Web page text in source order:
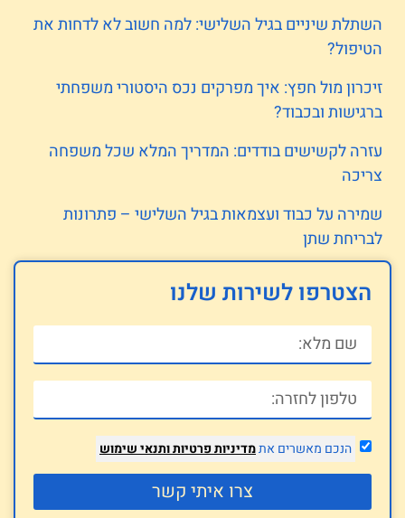
השתלת שיניים בגיל השלישי: למה חשוב לא לדחות את
הטיפול?
זיכרון מול חפץ: איך מפרקים נכס היסטורי משפחתי
ברגישות ובכבוד?
עזרה לקשישים בודדים: המדריך המלא שכל משפחה
צריכה
שמירה על כבוד ועצמאות בגיל השלישי – פתרונות
לבריחת שתן
הצטרפו לשירות שלנו
הנכם מאשרים אתמדיניות פרטיותותנאי שימוש
צרו איתי קשר